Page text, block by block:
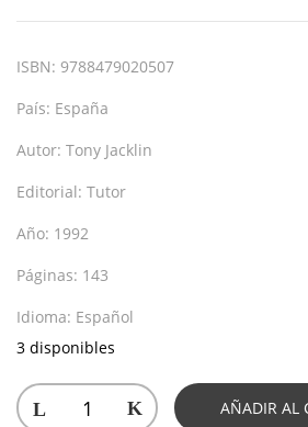
ISBN: 9788479020507
País: España
Autor: Tony Jacklin
Editorial: Tutor
Año: 1992
Páginas: 143
Idioma: Español
3 disponibles
AÑADIR AL